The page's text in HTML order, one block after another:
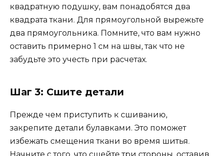
квадратную подушку, вам понадобятся два
квадрата ткани. Для прямоугольной вырежьте
два прямоугольника. Помните, что вам нужно
оставить примерно 1 см на швы, так что не
забудьте это учесть при расчетах.
Шаг 3: Сшите детали
Прежде чем приступить к сшиванию,
закрепите детали булавками. Это поможет
избежать смещения ткани во время шитья.
Начните с того, что сшейте три стороны, оставив